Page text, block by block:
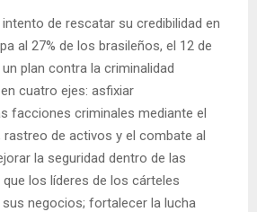
de rescatar su credibilidad en
al 27% de los brasileños, el 12 de
plan contra la criminalidad
cuatro ejes: asfixiar
facciones criminales mediante el
rastreo de activos y el combate al
la seguridad dentro de las
los líderes de los cárteles
negocios; fortalecer la lucha